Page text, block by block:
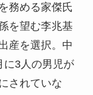
務める家傑氏
を望む李兆基
産を選択。中
に3人の男児が
されていな